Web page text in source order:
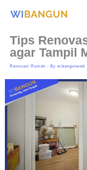
Tips
agar Tampil
Renovasi Rumah - By wibangunweb